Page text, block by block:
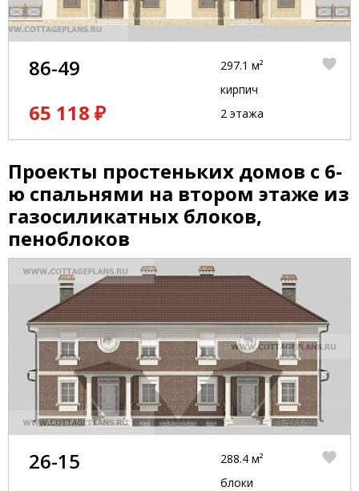
86-49
65 118 ₽
297.1 м²
кирпич
2 этажа
Проекты простеньких домов с 6-
ю спальнями на втором этаже из
газосиликатных блоков,
пеноблоков
26-15
288.4 м²
блоки